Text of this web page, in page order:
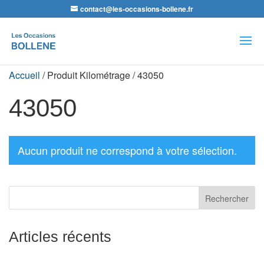
contact@les-occasions-bollene.fr
de
produits
Accueil / Produit Kilométrage / 43050
43050
Aucun produit ne correspond à votre sélection.
Articles récents